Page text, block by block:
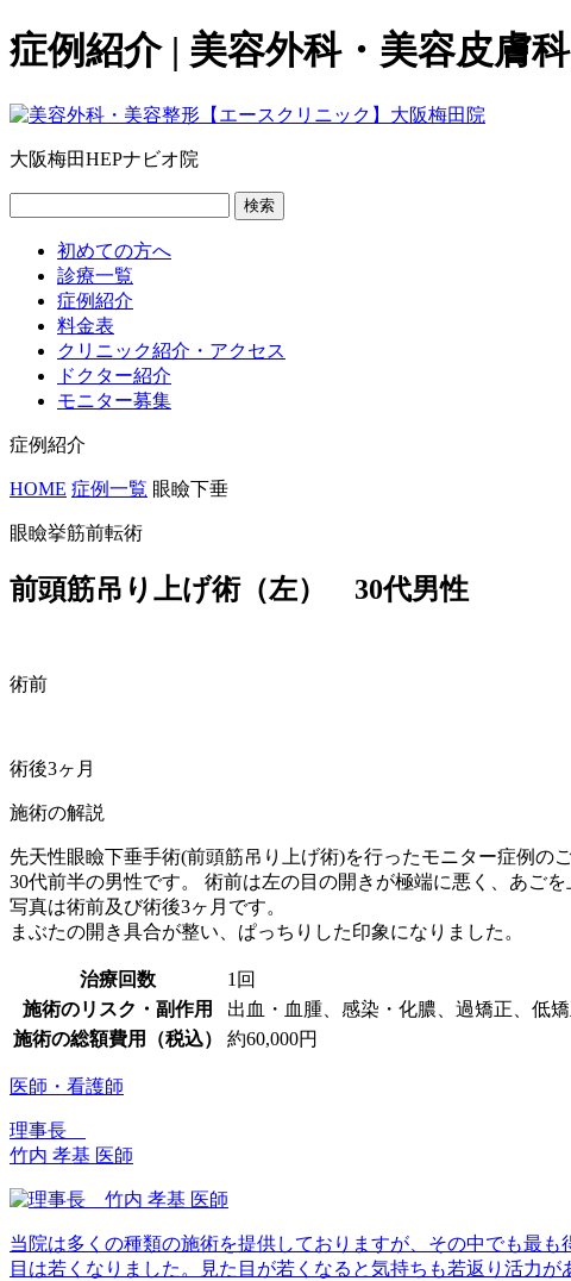
症例紹介 | 美容外科・美容皮膚
大阪梅田HEPナビオ院
検索
初めての方へ
診療一覧
症例紹介
料金表
クリニック紹介・アクセス
ドクター紹介
モニター募集
症例紹介
HOME 症例一覧 眼瞼下垂
眼瞼挙筋前転術
前頭筋吊り上げ術（左） 30代男性
術前
術後3ヶ月
施術の解説
先天性眼瞼下垂手術(前頭筋吊り上げ術)を行ったモニター症例のご
30代前半の男性です。 術前は左の目の開きが極端に悪く、あご
写真は術前及び術後3ヶ月です。
まぶたの開き具合が整い、ぱっちりした印象になりました。
治療回数
1回
施術のリスク・副作用
出血・血腫、感染・化膿、過矯正、低
施術の総額費用（税込）
約60,000円
医師・看護師
理事長
竹内 孝基 医師
当院は多くの種類の施術を提供しておりますが、その中でも最
目は若くなりました。見た目が若くなると気持ちも若返り活力